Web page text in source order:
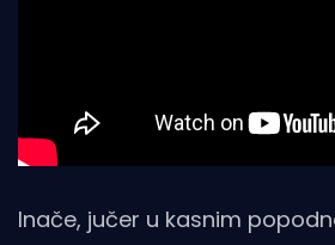
Inače, jučer u kasnim